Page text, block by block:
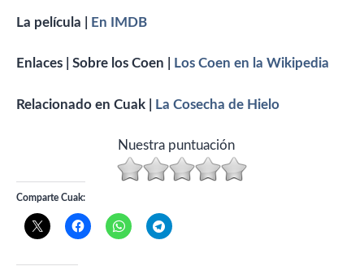
La película | En IMDB
Enlaces | Sobre los Coen | Los Coen en la Wikipedia
Relacionado en Cuak | La Cosecha de Hielo
Nuestra puntuación
Comparte Cuak: